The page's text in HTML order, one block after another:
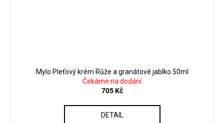
Mylo Pleťový krém Růže a granátové jablko 50ml
Čekáme na dodání
705 Kč
DETAIL